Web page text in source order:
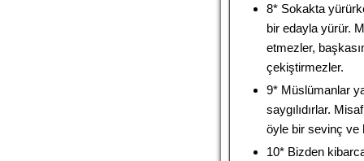
8* Sokakta
bir edayla yürür.
etmezler,
çekiştirmezler.
9* Müslümanlar
saygılıdırlar.
öyle bir sevinç ve
10* Bizden